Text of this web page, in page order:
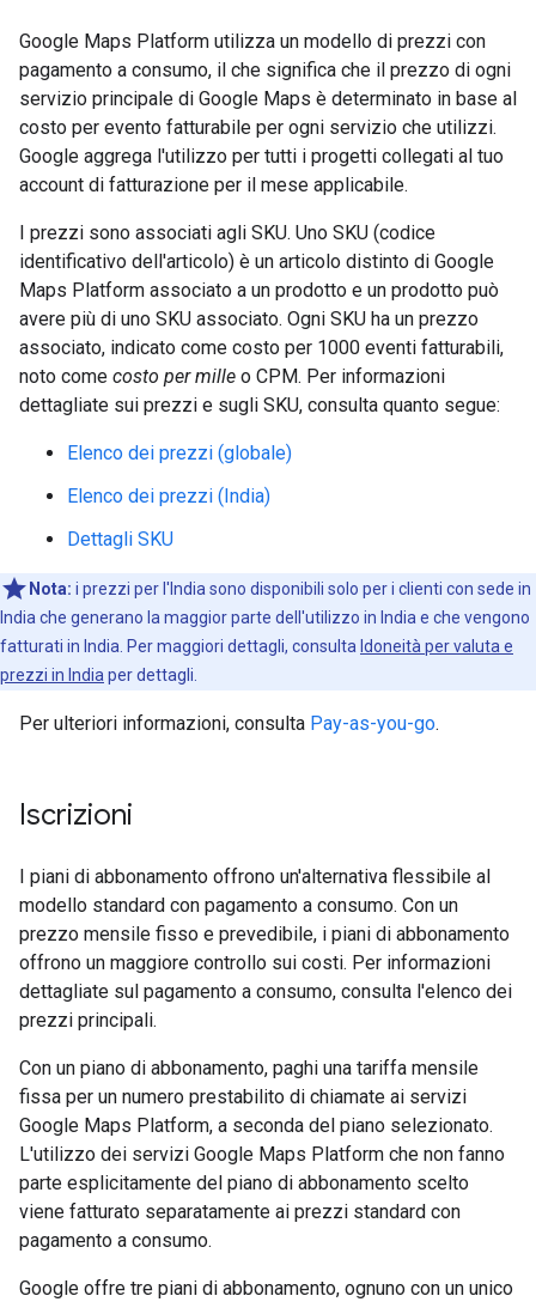
Google Maps Platform utilizza un modello di prezzi con
pagamento a consumo, il che significa che il prezzo di ogni
servizio principale di Google Maps è determinato in base al
costo per evento fatturabile per ogni servizio che utilizzi.
Google aggrega l'utilizzo per tutti i progetti collegati al tuo
account di fatturazione per il mese applicabile.
I prezzi sono associati agli SKU. Uno SKU (codice
identificativo dell'articolo) è un articolo distinto di Google
Maps Platform associato a un prodotto e un prodotto può
avere più di uno SKU associato. Ogni SKU ha un prezzo
associato, indicato come costo per 1000 eventi fatturabili,
noto come costo per mille o CPM. Per informazioni
dettagliate sui prezzi e sugli SKU, consulta quanto segue:
Elenco dei prezzi (globale)
Elenco dei prezzi (India)
Dettagli SKU
Nota: i prezzi per l'India sono disponibili solo per i clienti con sede in
India che generano la maggior parte dell'utilizzo in India e che vengono
fatturati in India. Per maggiori dettagli, consulta Idoneità per valuta e
prezzi in Indiaper dettagli.
Per ulteriori informazioni, consulta Pay-as-you-go.
Iscrizioni
I piani di abbonamento offrono un'alternativa flessibile al
modello standard con pagamento a consumo. Con un
prezzo mensile fisso e prevedibile, i piani di abbonamento
offrono un maggiore controllo sui costi. Per informazioni
dettagliate sul pagamento a consumo, consulta l'elenco dei
prezzi principali.
Con un piano di abbonamento, paghi una tariffa mensile
fissa per un numero prestabilito di chiamate ai servizi
Google Maps Platform, a seconda del piano selezionato.
L'utilizzo dei servizi Google Maps Platform che non fanno
parte esplicitamente del piano di abbonamento scelto
viene fatturato separatamente ai prezzi standard con
pagamento a consumo.
Google offre tre piani di abbonamento, ognuno con un unico